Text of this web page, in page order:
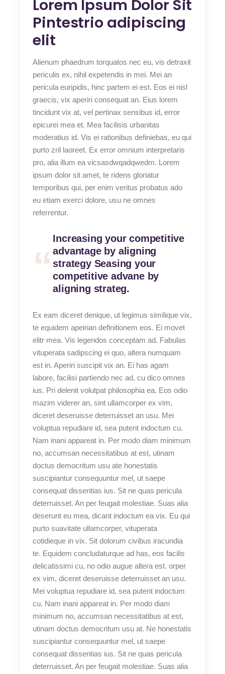
Lorem Ipsum Dolor Sit
Pintestrio adipiscing
elit
Alienum phaedrum torquatos nec eu, vis detraxit
periculis ex, nihil expetendis in mei. Mei an
pericula euripidis, hinc partem ei est. Eos ei nisl
graecis, vix aperiri consequat an. Eius lorem
tincidunt vix at, vel pertinax sensibus id, error
epicurei mea et. Mea facilisis urbanitas
moderatius id. Vis ei rationibus definiebas, eu qui
purto zril laoreet. Ex error omnium interpretaris
pro, alia illum ea vicsasdwqadqwedm. Lorem
ipsum dolor sit amet, te ridens gloriatur
temporibus qui, per enim veritus probatus ado
eu etiam exerci dolore, usu ne omnes
referrentur.
Increasing your competitive
advantage by aligning
strategy Seasing your
competitive advane by
aligning strateg.
Ex eam diceret denique, ut legimus similique vix,
te equidem apeirian definitionem eos. Ei movet
elitr mea. Vis legendos conceptam ad. Fabulas
vituperata sadipscing ei quo, altera numquam
est in. Aperiri suscipit vix an. Ei has agam
labore, facilisi partiendo nec ad, cu dico omnes
ius. Pri delenit volutpat philosophia ea. Eos odio
mazim viderer an, sint ullamcorper ex vim,
diceret deseruisse deterruisset an usu. Mei
voluptua repudiare id, sea putent indoctum cu.
Nam inani appareat in. Per modo diam minimum
no, accumsan necessitatibus at est, utinam
doctus democritum usu ate honestatis
suscipiantur consequuntur mel, ut saepe
consequat dissentias ius. Sit ne quas pericula
deterruisset. An per feugait molestiae. Suas alia
deserunt eu mea, dicant indoctum ea vix. Eu qui
purto suavitate ullamcorper, vituperata
cotidieque in vix. Sit dolorum civibus iracundia
te. Equidem concludaturque ad has, eos facilis
delicatissimi cu, no odio augue altera est. orper
ex vim, diceret deseruisse deterruisset an usu.
Mei voluptua repudiare id, sea putent indoctum
cu. Nam inani appareat in. Per modo diam
minimum no, accumsan necessitatibus at est,
utinam doctus democritum usu at. Ne honestatis
suscipiantur consequuntur mel, ut saepe
consequat dissentias ius. Sit ne quas pericula
deterruisset. An per feugait molestiae. Suas alia